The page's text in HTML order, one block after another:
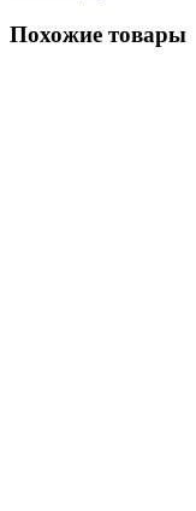
Похожие товары